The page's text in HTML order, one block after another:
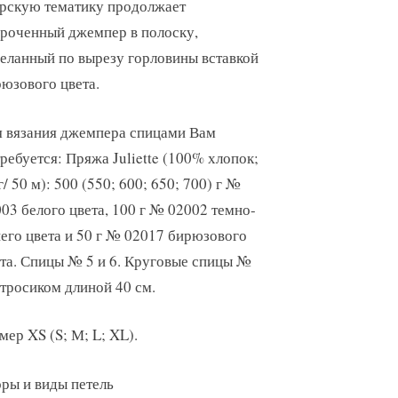
тематику продолжает
джемпер в полоску,
по вырезу горловины вставкой
цвета.
вязания джемпера спицами Вам
Пряжа Juliette (100% хлопок;
50 м): 500 (550; 600; 650; 700) г №
белого цвета, 100 г № 02002 темно-
цвета и 50 г № 02017 бирюзового
Спицы № 5 и 6. Круговые спицы №
длиной 40 см.
XS (S; М; L; XL).
и виды петель